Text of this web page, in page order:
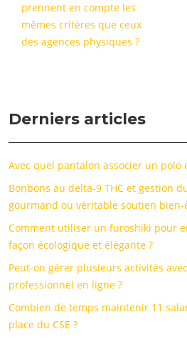
prennent en compte les
mêmes critères que ceux
des agences physiques ?
Derniers articles
Avec quel pantalon associer un polo
Bonbons au delta-9 THC et gestion
gourmand ou véritable soutien bien-
Comment utiliser un furoshiki pour
façon écologique et élégante ?
Peut-on gérer plusieurs activités
professionnel en ligne ?
Combien de temps maintenir 11
place du CSE ?